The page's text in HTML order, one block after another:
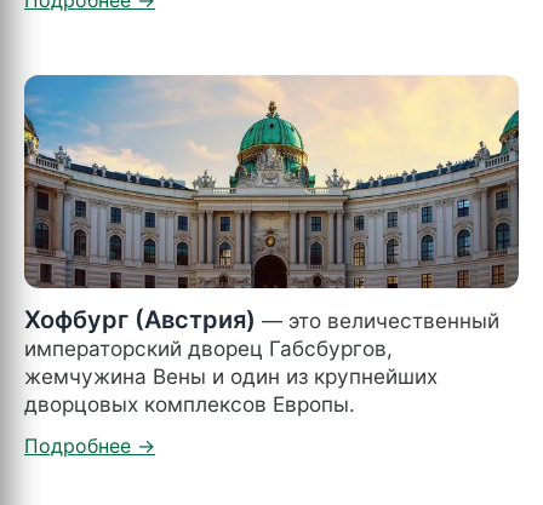
Хофбург (Австрия) — это величественный
императорский дворец Габсбургов,
жемчужина Вены и один из крупнейших
дворцовых комплексов Европы.